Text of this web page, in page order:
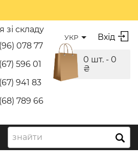
зі складу
078 77
596 01
941 83
789 66
УКР Вхід
0 шт. - 0
₴
знайти